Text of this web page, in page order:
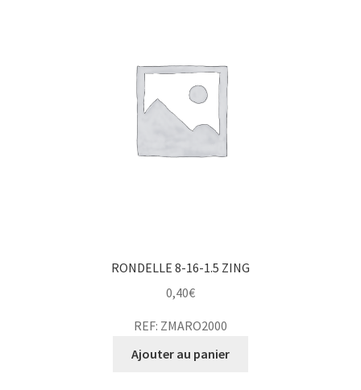
RONDELLE 8-16-1.5 ZING
0,40€
REF: ZMARO2000
Ajouter au panier